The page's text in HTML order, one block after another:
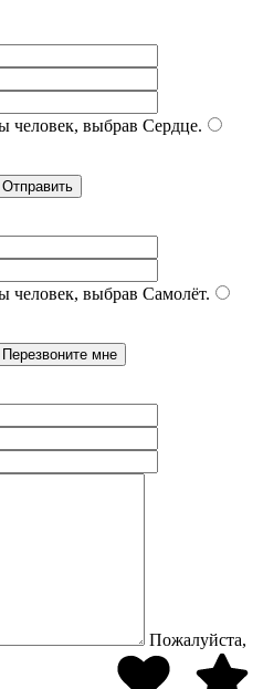
человек, выбрав Сердце.
человек, выбрав Самолёт.
Пожалуйста,